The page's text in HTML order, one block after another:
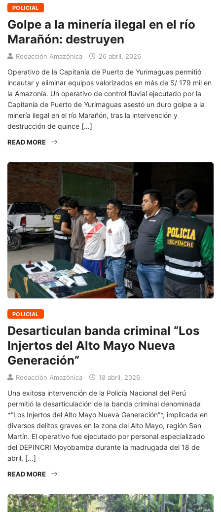
POLICIAL
Golpe a la minería ilegal en el río
Marañón: destruyen
Redacción Amazónica 26 abril, 2026
Operativo de la Capitanía de Puerto de Yurimaguas permitió
incautar y eliminar equipos valorizados en más de S/ 179 mil en
la Amazonía. Un operativo de control fluvial ejecutado por la
Capitanía de Puerto de Yurimaguas asestó un duro golpe a la
minería ilegal en el río Marañón, tras la intervención y
destrucción de quince […]
READ MORE
POLICIAL
Desarticulan banda criminal “Los
Injertos del Alto Mayo Nueva
Generación”
Redacción Amazónica 18 abril, 2026
Una exitosa intervención de la Policía Nacional del Perú
permitió la desarticulación de la banda criminal denominada
*“Los Injertos del Alto Mayo Nueva Generación”*, implicada en
diversos delitos graves en la zona del Alto Mayo, región San
Martín. El operativo fue ejecutado por personal especializado
del DEPINCRI Moyobamba durante la madrugada del 18 de
abril, […]
READ MORE